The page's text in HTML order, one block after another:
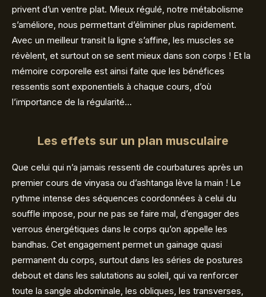
privent d’un ventre plat. Mieux régulé, notre métabolisme
s’améliore, nous permettant d’éliminer plus rapidement.
Avec un meilleur transit la ligne s’affine, les muscles se
révèlent, et surtout on se sent mieux dans son corps ! Et la
mémoire corporelle est ainsi faite que les bénéfices
ressentis sont exponentiels à chaque cours, d’où
l’importance de la régularité…
Les effets sur un plan musculaire
Que celui qui n’a jamais ressenti de courbatures après un
premier cours de vinyasa ou d’ashtanga lève la main ! Le
rythme intense des séquences coordonnées à celui du
souffle impose, pour ne pas se faire mal, d’engager des
verrous énergétiques dans le corps qu’on appelle les
bandhas. Cet engagement permet un gainage quasi
permanent du corps, surtout dans les séries de postures
debout et dans les salutations au soleil, qui va renforcer
toute la sangle abdominale, les obliques, les transverses,